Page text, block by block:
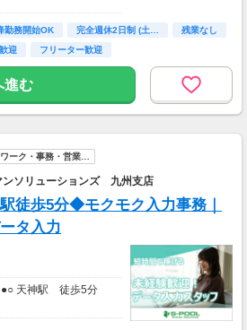
ので、チャレンジは
勤務開始OK 完全週休2日制 (土…
残業なし
迎 フリーター歓迎
進む
ーク・事務・営業…
ンソリューションズ 九州支店
徒歩5分◆モクモク入力事務｜
タ入力
●○ 天神駅 徒歩5分